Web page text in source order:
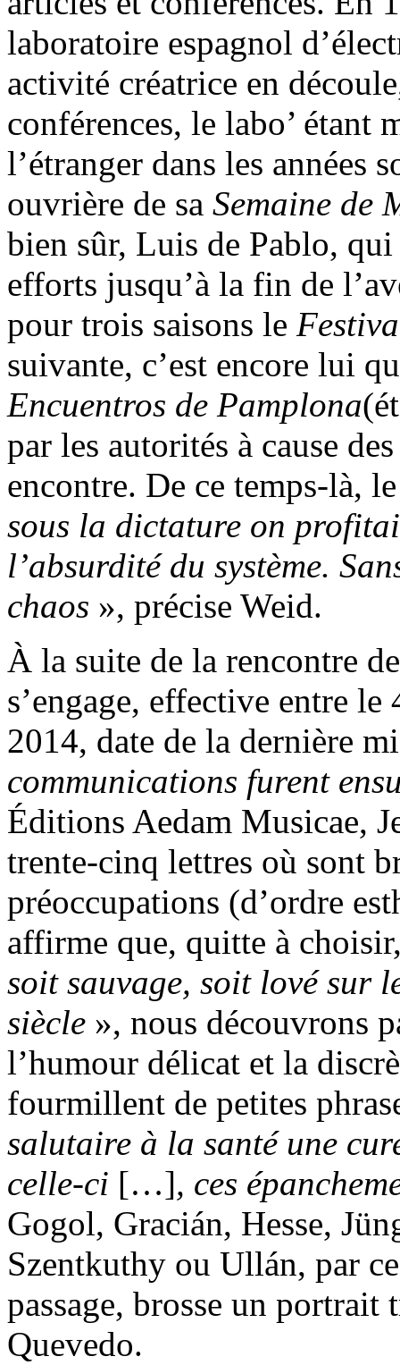
laboratoire espagnol
activité créatrice en
conférences, le labo’ étant
l’étranger dans les
ouvrière de sa Semaine de
bien sûr, Luis de Pablo, qui
efforts jusqu’à la fin de
pour trois saisons le
suivante, c’est encore lui
Encuentros de Pamplona
par les autorités à cause
encontre. De ce temps-là,
sous la dictature on
l’absurdité du système.
chaos », précise Weid.
À la suite de la rencontre
s’engage, effective entre
2014, date de la dernière
communications furent
Éditions Aedam Musicae,
trente-cinq lettres où sont
préoccupations (d’ordre
affirme que, quitte à
soit sauvage, soit lové sur
siècle », nous découvrons
l’humour délicat et la
fourmillent de petites
salutaire à la santé une
celle-ci […], ces
Gogol, Gracián, Hesse,
Szentkuthy ou Ullán, par
passage, brosse un portrait
Quevedo.